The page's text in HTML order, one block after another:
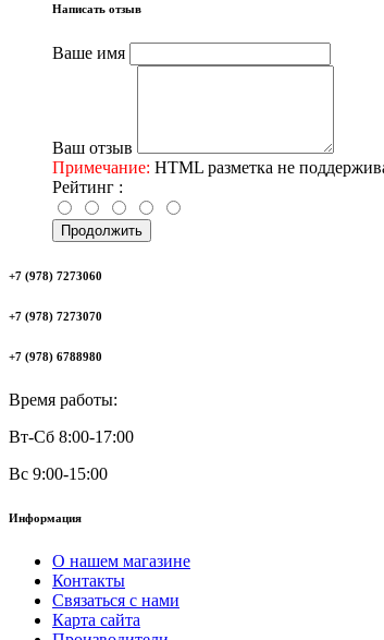
Написать отзыв
Ваше имя
Ваш отзыв
Примечание: HTML разметка не
Рейтинг :
Продолжить
+7 (978) 7273060
+7 (978) 7273070
+7 (978) 6788980
Время работы:
Вт-Сб 8:00-17:00
Вс 9:00-15:00
Информация
О нашем магазине
Контакты
Связаться с нами
Карта сайта